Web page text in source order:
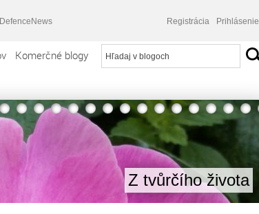
DefenceNews Registrácia Prihlásenie
Komerčné blogy
Z tvůrčího života